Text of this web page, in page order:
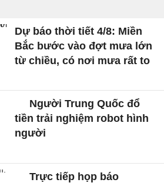
Dự báo thời tiết 4/8: Miền
Bắc bước vào đợt mưa lớn
từ chiều, có nơi mưa rất to
Người Trung Quốc đổ
tiền trải nghiệm robot hình
người
Trực tiếp họp báo